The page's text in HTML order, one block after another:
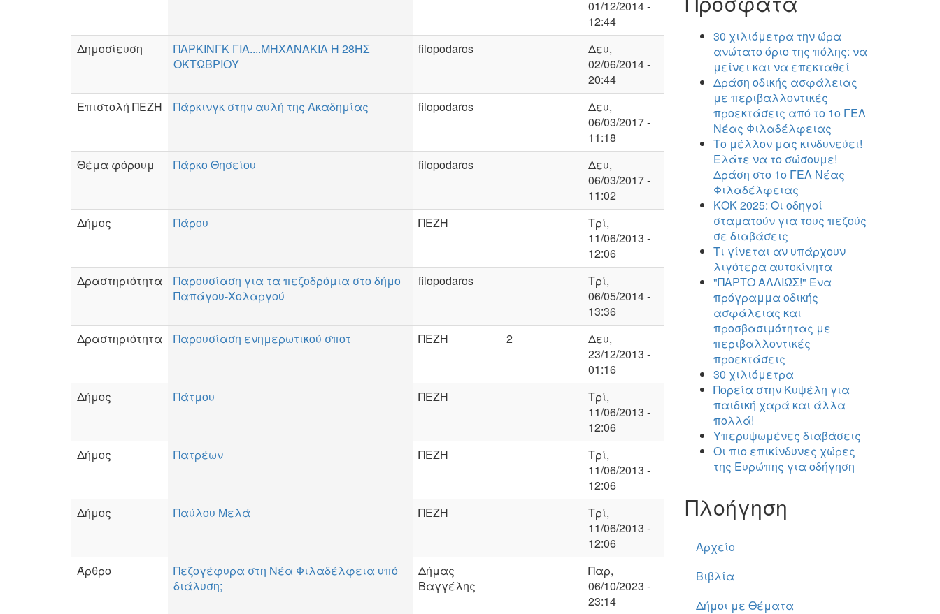
01/12/2014 -
12:44
Δημοσίευση
ΠΑΡΚΙΝΓΚ ΓΙΑ....ΜΗΧΑΝΑΚΙΑ Η 28ΗΣ
ΟΚΤΩΒΡΙΟΥ
filopodaros
Δευ,
02/06/2014 -
20:44
Επιστολή ΠΕΖΗ
Πάρκινγκ στην αυλή της Ακαδημίας filopodaros
Δευ,
06/03/2017 -
11:18
Θέμα φόρουμ
Πάρκο Θησείου filopodaros
Δευ,
06/03/2017 -
11:02
Δήμος
Πάρου ΠΕΖΗ
Τρί,
11/06/2013 -
12:06
Δραστηριότητα
Παρουσίαση για τα πεζοδρόμια στο δήμο
Παπάγου-Χολαργού
filopodaros
Τρί,
06/05/2014 -
13:36
Δραστηριότητα
Παρουσίαση ενημερωτικού σποτ ΠΕΖΗ 2
Δευ,
23/12/2013 -
01:16
Δήμος
Πάτμου ΠΕΖΗ
Τρί,
11/06/2013 -
12:06
Δήμος
Πατρέων ΠΕΖΗ
Τρί,
11/06/2013 -
12:06
Δήμος
Παύλου Μελά ΠΕΖΗ
Τρί,
11/06/2013 -
12:06
Άρθρο
Πεζογέφυρα στη Νέα Φιλαδέλφεια υπό
διάλυση;
Δήμας
Βαγγέλης
Παρ,
06/10/2023 -
23:14
30 χιλιόμετρα την ώρα
ανώτατο όριο της πόλης: να
μείνει και να επεκταθεί
Δράση οδικής ασφάλειας
με περιβαλλοντικές
προεκτάσεις από το 1ο ΓΕΛ
Νέας Φιλαδέλφειας
Το μέλλον μας κινδυνεύει!
Ελάτε να το σώσουμε!
Δράση στο 1ο ΓΕΛ Νέας
Φιλαδέλφειας
ΚΟΚ 2025: Οι οδηγοί
σταματούν για τους πεζούς
σε διαβάσεις
Τι γίνεται αν υπάρχουν
λιγότερα αυτοκίνητα
"ΠΑΡΤΟ ΑΛΛΙΏΣ!" Ένα
πρόγραμμα οδικής
ασφάλειας και
προσβασιμότητας με
περιβαλλοντικές
προεκτάσεις
30 χιλιόμετρα
Πορεία στην Κυψέλη για
παιδική χαρά και άλλα
πολλά!
Υπερυψωμένες διαβάσεις
Οι πιο επικίνδυνες χώρες
της Ευρώπης για οδήγηση
Πλοήγηση
Αρχείο
Βιβλία
Δήμοι με Θέματα